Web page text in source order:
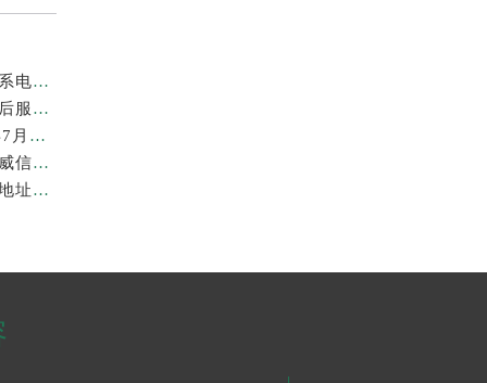
亲身到店探访上海劳力士官方售后服务中心｜地址与联系电话（2026年7月最新）
亲身探访上海劳力士官方售后服务中心｜详细地址及售后服务电话（2026年7月最新）
上海劳力士维修费最新收费标准明细权威公示（2026年7月最新）
上海劳力士官方售后服务中心｜官方地址及服务热线权威信息公示（2026年7月最新）
亲身到店探访上海劳力士官方售后服务中心｜最新维修地址与官方电话（2026年7月最新）